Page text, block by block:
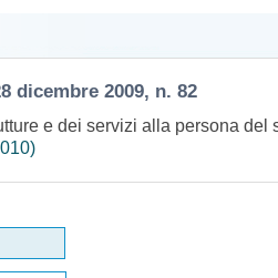
dicembre 2009, n. 82
e dei servizi alla persona